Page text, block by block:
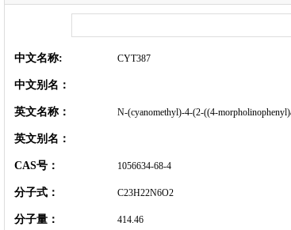
中文名称: CYT387
中文别名：
英文名称： N-(cyanomethyl)-4-(2-((4-
英文别名：
CAS号： 1056634-68-4
分子式： C23H22N6O2
分子量： 414.46